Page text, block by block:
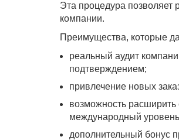
Эта процедура позволяет
компании.
Преимущества, которые
реальный аудит
подтверждением;
привлечение новых
возможность
международный
дополнительный бонус